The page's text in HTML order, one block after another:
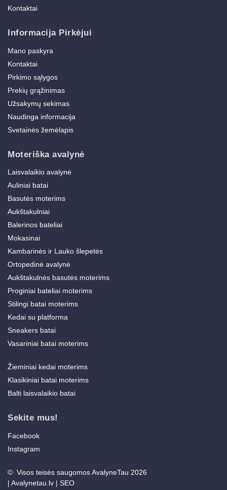
Kontaktai
Informacija Pirkėjui
Mano paskyra
Kontaktai
Pirkimo sąlygos
Prekių grąžinimas
Užsakymų sekimas
Naudinga informacija
Svetainės žemėlapis
Moteriška avalynė
Laisvalaikio avalynė
Auliniai batai
Basutės moterims
Aukštakulniai
Balerinos bateliai
Mokasinai
Kambarinės ir Lauko šlepetės
Ortopedinė avalynė
Aukštakulnės basutės moterims
Proginiai bateliai moterims
Stilingi batai moterims
Kedai su platforma
Sneakers batai
Vasariniai batai moterims
Žieminiai kedai moterims
Klasikiniai batai moterims
Balti laisvalaikio batai
Sekite mus!
Facebook
Instagram
© Visos teisės saugomos AvalyneTau 2026
| Avalynetau.lv | SEO